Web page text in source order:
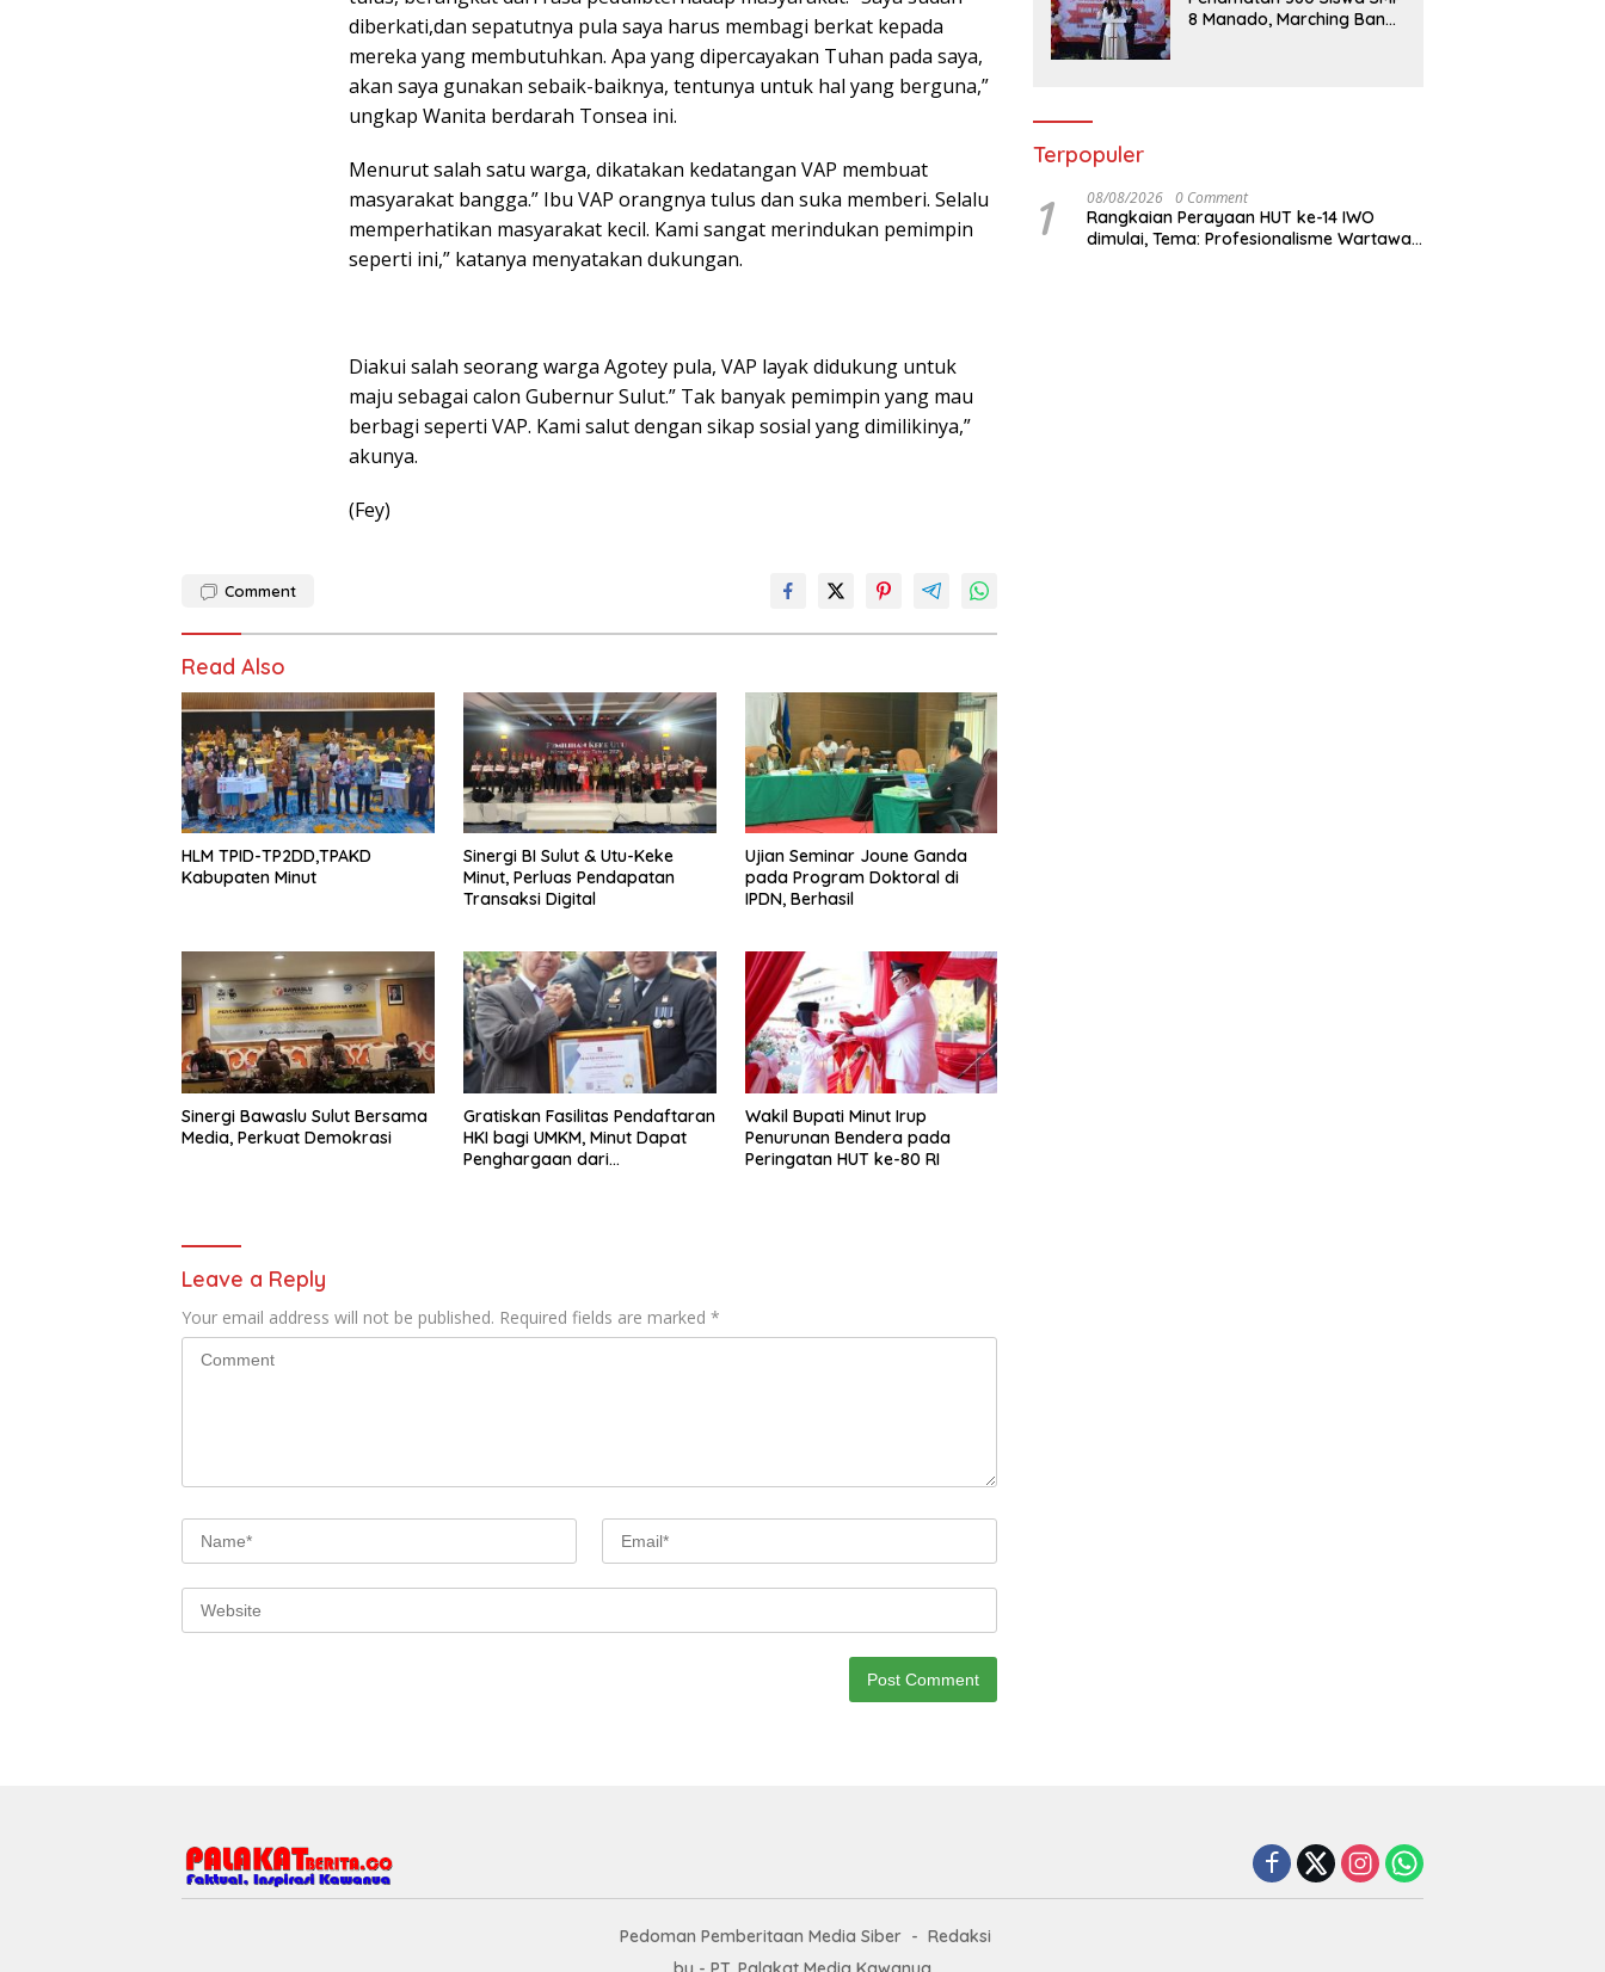
diberkati,dan sepatutnya pula saya harus membagi berkat kepada
mereka yang membutuhkan. Apa yang dipercayakan Tuhan pada saya,
akan saya gunakan sebaik-baiknya, tentunya untuk hal yang berguna,”
ungkap Wanita berdarah Tonsea ini.
Menurut salah satu warga, dikatakan kedatangan VAP membuat
masyarakat bangga.” Ibu VAP orangnya tulus dan suka memberi. Selalu
memperhatikan masyarakat kecil. Kami sangat merindukan pemimpin
seperti ini,” katanya menyatakan dukungan.
Diakui salah seorang warga Agotey pula, VAP layak didukung untuk
maju sebagai calon Gubernur Sulut.” Tak banyak pemimpin yang mau
berbagi seperti VAP. Kami salut dengan sikap sosial yang dimilikinya,”
akunya.
(Fey)
Comment
Read Also
HLM TPID-TP2DD,TPAKD
Kabupaten Minut
Sinergi BI Sulut & Utu-Keke
Minut, Perluas Pendapatan
Transaksi Digital
Ujian Seminar Joune Ganda
pada Program Doktoral di
IPDN, Berhasil
Sinergi Bawaslu Sulut Bersama
Media, Perkuat Demokrasi
Gratiskan Fasilitas Pendaftaran
HKI bagi UMKM, Minut Dapat
Penghargaan dari
Wakil Bupati Minut Irup
Penurunan Bendera pada
Peringatan HUT ke-80 RI
Leave a Reply
Your email address will not be published. Required fields are marked *
8 Manado, Marching Band
Terpopuler
1 08/08/2026 0 Comment
Rangkaian Perayaan HUT ke-14 IWO
dimulai, Tema: Profesionalisme Wartawan
Pedoman Pemberitaan Media Siber
Redaksi